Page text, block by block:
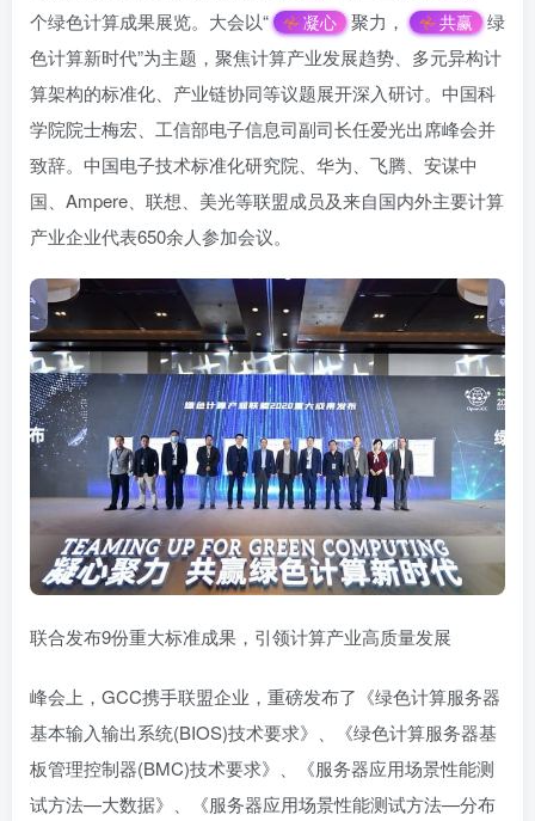
个绿色计算成果展览。大会以“
凝心 聚力， 共赢
绿
色计算新时代”为主题，聚焦计算产业发展趋势、多元异构计
算架构的标准化、产业链协同等议题展开深入研讨。中国科
学院院士梅宏、工信部电子信息司副司长任爱光出席峰会并
致辞。中国电子技术标准化研究院、华为、飞腾、安谋中
国、Ampere、联想、美光等联盟成员及来自国内外主要计算
产业企业代表650余人参加会议。
联合发布9份重大标准成果，引领计算产业高质量发展
峰会上，GCC携手联盟企业，重磅发布了《绿色计算服务器
基本输入输出系统(BIOS)技术要求》、《绿色计算服务器基
板管理控制器(BMC)技术要求》、《服务器应用场景性能测
试方法—大数据》、《服务器应用场景性能测试方法—分布